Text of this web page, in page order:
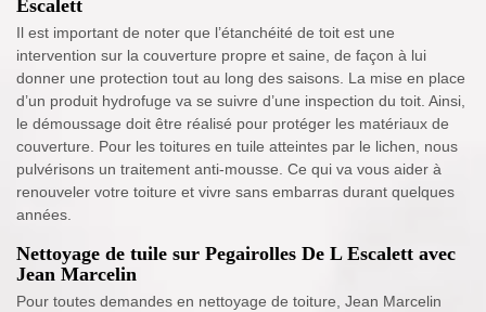
Escalett
Il est important de noter que l’étanchéité de toit est une
intervention sur la couverture propre et saine, de façon à lui
donner une protection tout au long des saisons. La mise en place
d’un produit hydrofuge va se suivre d’une inspection du toit. Ainsi,
le démoussage doit être réalisé pour protéger les matériaux de
couverture. Pour les toitures en tuile atteintes par le lichen, nous
pulvérisons un traitement anti-mousse. Ce qui va vous aider à
renouveler votre toiture et vivre sans embarras durant quelques
années.
Nettoyage de tuile sur Pegairolles De L Escalett avec
Jean Marcelin
Pour toutes demandes en nettoyage de toiture, Jean Marcelin